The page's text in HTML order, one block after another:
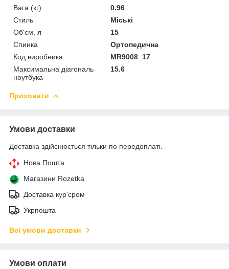
Вага (кг)
0.96
Стиль
Міські
Об'єм, л
15
Спинка
Ортопедична
Код виробника
MR9008_17
Максимальна діагональ
ноутбука
15.6
Приховати
Умови доставки
Доставка здійснюється тільки по передоплаті.
Нова Пошта
Магазини Rozetka
Доставка кур'єром
Укрпошта
Всі умови доставки
Умови оплати